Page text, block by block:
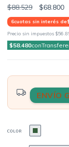
$88.529 $68.800
6cuotas sin interés de
Precio sin impuestos
$58.480con
ENVÍO
COLOR